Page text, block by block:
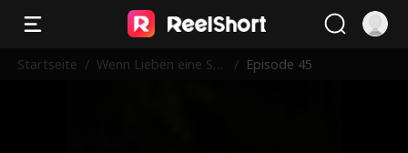
Startseite / Wenn Lieben eine Sü
/ Episode 45